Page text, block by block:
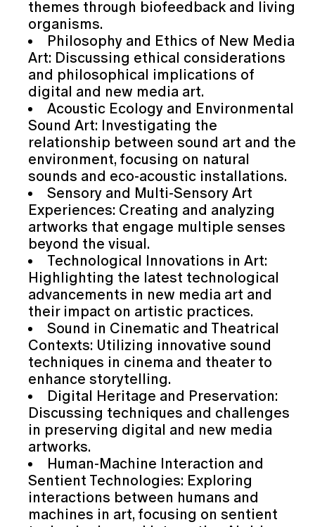
themes through biofeedback and living
organisms.
Philosophy and Ethics of New Media
Art: Discussing ethical considerations
and philosophical implications of
digital and new media art.
Acoustic Ecology and Environmental
Sound Art: Investigating the
relationship between sound art and the
environment, focusing on natural
sounds and eco-acoustic installations.
Sensory and Multi-Sensory Art
Experiences: Creating and analyzing
artworks that engage multiple senses
beyond the visual.
Technological Innovations in Art:
Highlighting the latest technological
advancements in new media art and
their impact on artistic practices.
Sound in Cinematic and Theatrical
Contexts: Utilizing innovative sound
techniques in cinema and theater to
enhance storytelling.
Digital Heritage and Preservation:
Discussing techniques and challenges
in preserving digital and new media
artworks.
Human-Machine Interaction and
Sentient Technologies: Exploring
interactions between humans and
machines in art, focusing on sentient